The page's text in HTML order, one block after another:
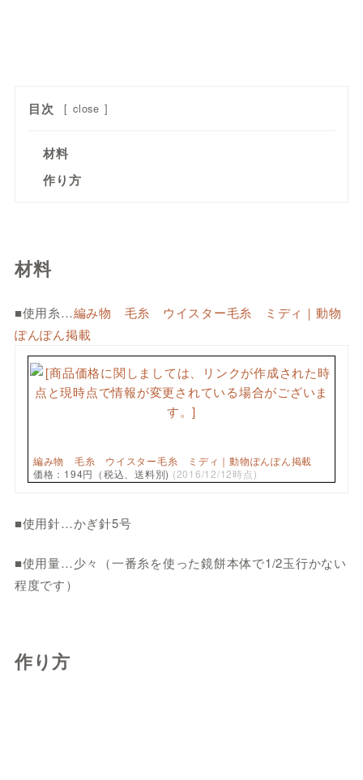
目次 [ close ]
材料
作り方
材料
■使用糸…編み物 毛糸 ウイスター毛糸 ミディ｜動物
ぽんぽん掲載
編み物 毛糸 ウイスター毛糸 ミディ｜動物ぽんぽん掲載
価格：194円（税込、送料別) (2016/12/12時点)
■使用針…かぎ針5号
■使用量…少々（一番糸を使った鏡餅本体で1/2玉行かない
程度です）
作り方